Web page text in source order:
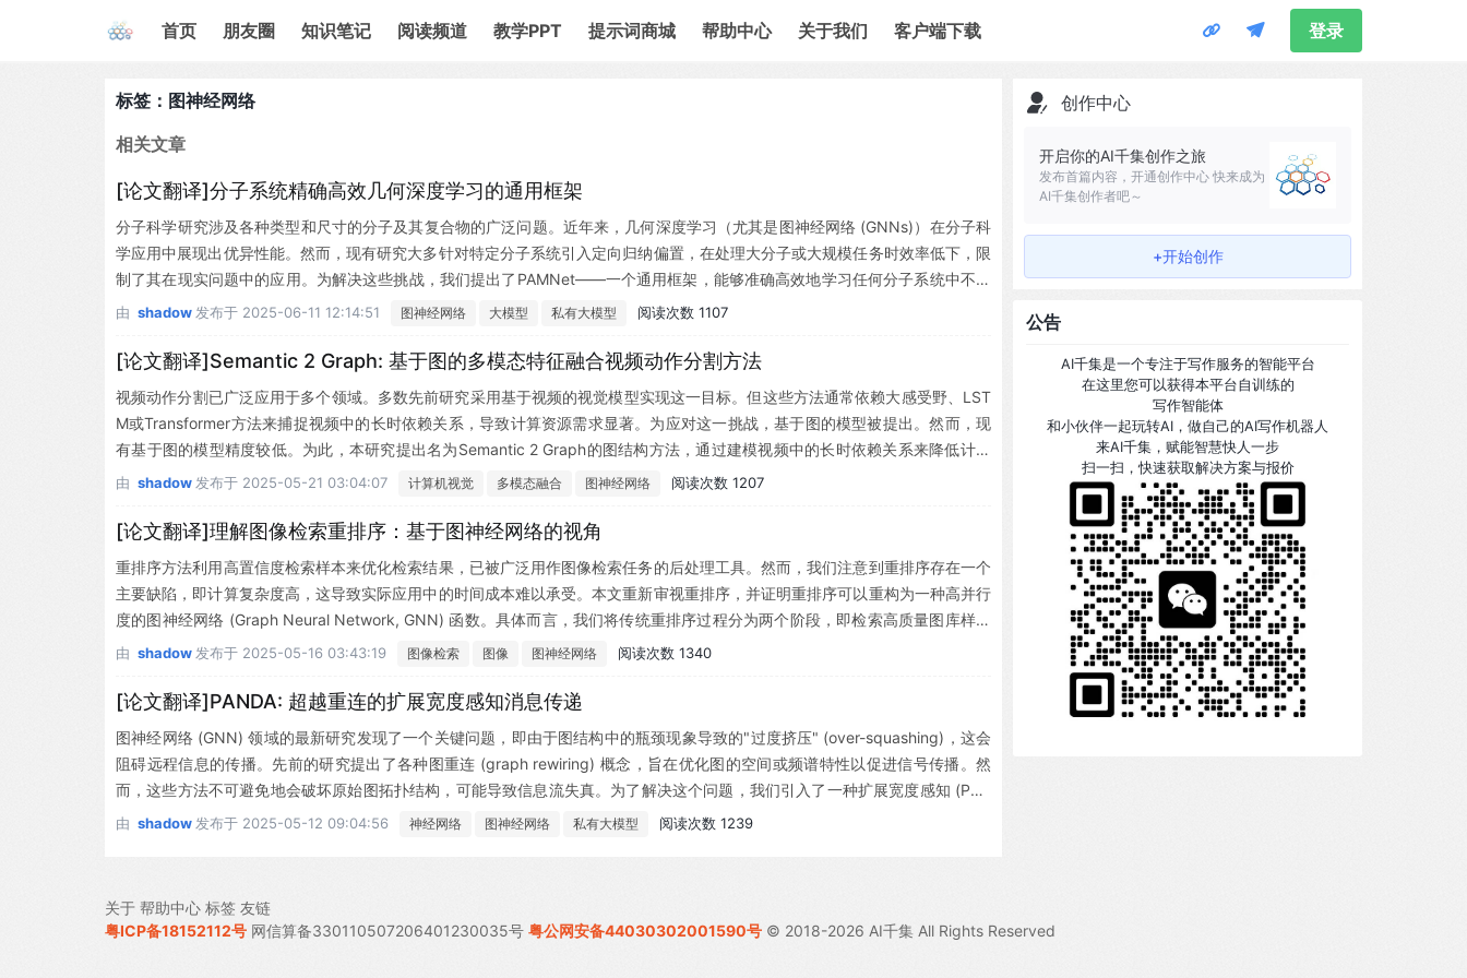
首页 朋友圈 知识笔记 阅读频道 教学PPT 提示词商城 帮助中心 关于我们 客户端下载 登录
标签：图神经网络
相关文章
[论文翻译]分子系统精确高效几何深度学习的通用框架
分子科学研究涉及各种类型和尺寸的分子及其复合物的广泛问题。近年来，几何深度学习（尤其是图神经网络 (GNNs)）在分子科
学应用中展现出优异性能。然而，现有研究大多针对特定分子系统引入定向归纳偏置，在处理大分子或大规模任务时效率低下，限
制了其在现实问题中的应用。为解决这些挑战，我们提出了PAMNet——一个通用框架，能够准确高效地学习任何分子系统中不同
尺寸和类型的三维 (3D) 分子表征。受分子力学启发，PAMNet通过物理信息偏置显式建模局部与非局部相互作用及其协同效应，
准测试中，PAMNet在准确性与效率方面均超越现有最优基线。这些结果表明PAMNet在分子科学领域具有广泛的应用潜力。
由 shadow 发布于 2025-06-11 12:14:51 图神经网络 大模型 私有大模型 阅读次数 1107
[论文翻译]Semantic 2 Graph: 基于图的多模态特征融合视频动作分割方法
视频动作分割已广泛应用于多个领域。多数先前研究采用基于视频的视觉模型实现这一目标。但这些方法通常依赖大感受野、LST
M或Transformer方法来捕捉视频中的长时依赖关系，导致计算资源需求显著。为应对这一挑战，基于图的模型被提出。然而，现
有基于图的模型精度较低。为此，本研究提出名为Semantic 2 Graph的图结构方法，通过建模视频中的长时依赖关系来降低计算
成本并提升精度。我们在帧级别构建视频图结构：使用时序边建模视频中的时序关系与动作顺序；同时设计带权值的正负语义边，
索。为有效融合多模态信息，我们采用图神经网络(GNN)模型进行节点动作标签分类的多模态特征融合。实验结果表明，Semanti
用。值得注意的是，Semantic 2 Graph通过引入语义边实现了长时依赖关系的低成本捕捉，有效解决了基于视频的视觉模型面临
的算力约束难题。
由 shadow 发布于 2025-05-21 03:04:07 计算机视觉 多模态融合 图神经网络 阅读次数 1207
[论文翻译]理解图像检索重排序：基于图神经网络的视角
重排序方法利用高置信度检索样本来优化检索结果，已被广泛用作图像检索任务的后处理工具。然而，我们注意到重排序存在一个
主要缺陷，即计算复杂度高，这导致实际应用中的时间成本难以承受。本文重新审视重排序，并证明重排序可以重构为一种高并行
度的图神经网络 (Graph Neural Network, GNN) 函数。具体而言，我们将传统重排序过程分为两个阶段，即检索高质量图库样本
和更新特征。
由 shadow 发布于 2025-05-16 03:43:19 图像检索 图像 图神经网络 阅读次数 1340
[论文翻译]PANDA: 超越重连的扩展宽度感知消息传递
图神经网络 (GNN) 领域的最新研究发现了一个关键问题，即由于图结构中的瓶颈现象导致的"过度挤压" (over-squashing)，这会
阻碍远程信息的传播。先前的研究提出了各种图重连 (graph rewiring) 概念，旨在优化图的空间或频谱特性以促进信号传播。然
而，这些方法不可避免地会破坏原始图拓扑结构，可能导致信息流失真。为了解决这个问题，我们引入了一种扩展宽度感知 (PAN
DA) 消息传递机制，这是一种新的消息传递范式，其中具有高中心性 (可能成为过度挤压源) 的节点会被选择性地扩展宽度，以封装
由 shadow 发布于 2025-05-12 09:04:56 神经网络 图神经网络 私有大模型 阅读次数 1239
创作中心
开启你的AI千集创作之旅
发布首篇内容，开通创作中心 快来成为
AI千集创作者吧～
+开始创作
公告
AI千集是一个专注于写作服务的智能平台
在这里您可以获得本平台自训练的
写作智能体
和小伙伴一起玩转AI，做自己的AI写作机器人
来AI千集，赋能智慧快人一步
扫一扫，快速获取解决方案与报价
关于 帮助中心 标签 友链
粤ICP备18152112号 网信算备330110507206401230035号 粤公网安备44030302001590号 © 2018-2026 AI千集 All Rights Reserved